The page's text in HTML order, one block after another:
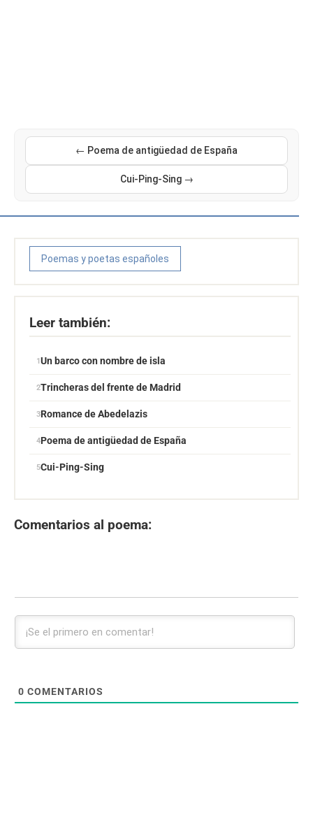
← Poema de antigüedad de España
Cui-Ping-Sing →
Poemas y poetas españoles
Leer también:
Un barco con nombre de isla
Trincheras del frente de Madrid
Romance de Abedelazis
Poema de antigüedad de España
Cui-Ping-Sing
Comentarios al poema:
0 COMENTARIOS